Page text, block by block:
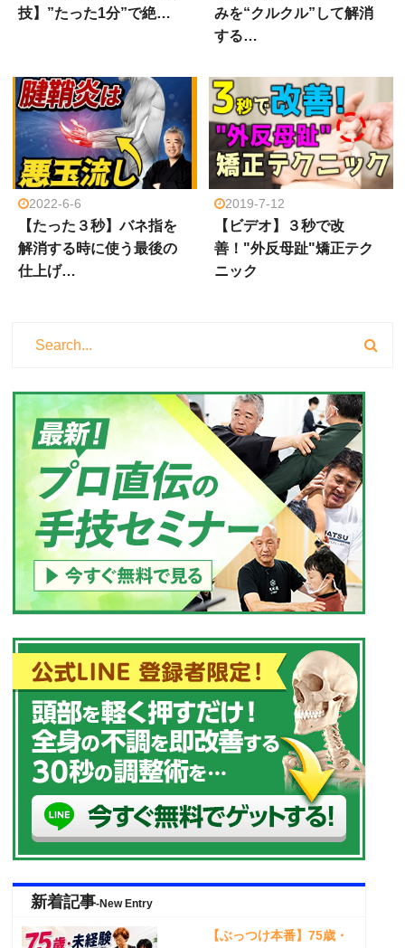
技】”たった1分”で絶…
みを“クルクル”して解消
する…
2022-6-6
【たった３秒】バネ指を
解消する時に使う最後の
仕上げ…
2019-7-12
【ビデオ】３秒で改
善！"外反母趾"矯正テク
ニック
新着記事-New Entry
【ぶっつけ本番】75歳・